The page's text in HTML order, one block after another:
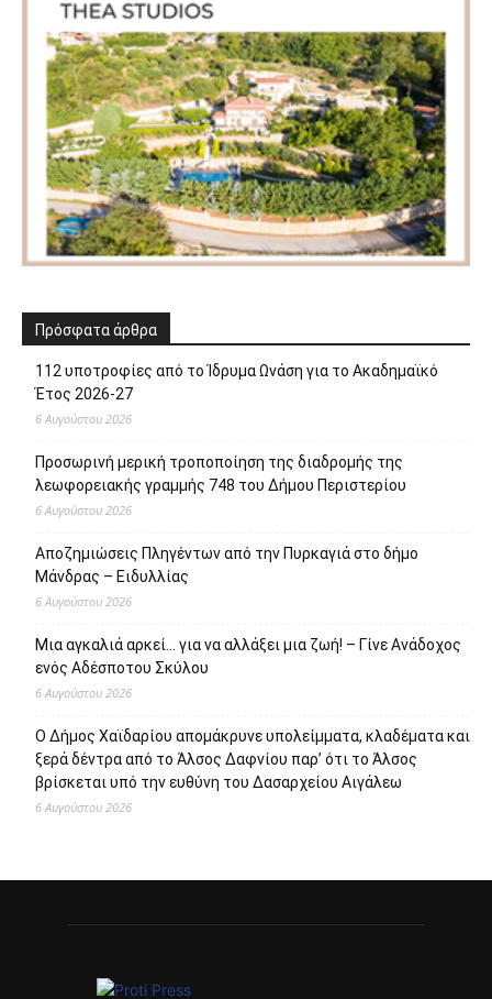
Πρόσφατα άρθρα
112 υποτροφίες από το Ίδρυμα Ωνάση για το Ακαδημαϊκό
Έτος 2026-27
6 Αυγούστου 2026
Προσωρινή μερική τροποποίηση της διαδρομής της
λεωφορειακής γραμμής 748 του Δήμου Περιστερίου
6 Αυγούστου 2026
Αποζημιώσεις Πληγέντων από την Πυρκαγιά στο δήμο
Μάνδρας – Ειδυλλίας
6 Αυγούστου 2026
Μια αγκαλιά αρκεί… για να αλλάξει μια ζωή! – Γίνε Ανάδοχος
ενός Αδέσποτου Σκύλου
6 Αυγούστου 2026
Ο Δήμος Χαϊδαρίου απομάκρυνε υπολείμματα, κλαδέματα και
ξερά δέντρα από το Άλσος Δαφνίου παρ’ ότι το Άλσος
βρίσκεται υπό την ευθύνη του Δασαρχείου Αιγάλεω
6 Αυγούστου 2026